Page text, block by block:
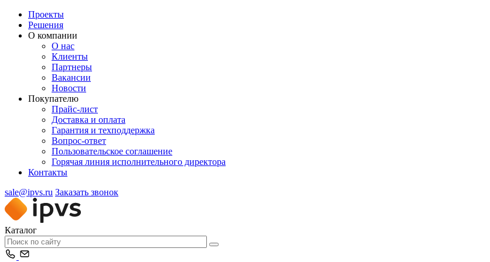
Проекты
Решения
О компании
О нас
Клиенты
Партнеры
Вакансии
Новости
Покупателю
Прайс-лист
Доставка и оплата
Гарантия и техподдержка
Вопрос-ответ
Пользовательское соглашение
Горячая линия исполнительного директора
Контакты
sale@ipvs.ru Заказать звонок
Каталог